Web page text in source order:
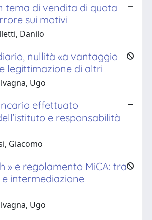
tema di vendita di quota
sui motivi
Danilo
nullità «a vantaggio
legittimazione di altri
Ugo
effettuato
e responsabilità
Giacomo
» e regolamento MiCA: tra
intermediazione
Ugo